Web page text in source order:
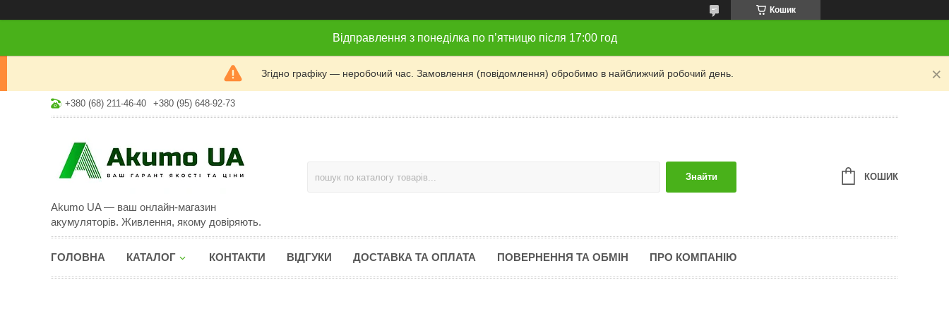
Кошик
Відправлення з понеділка по п’ятницю після 17:00 год
Згідно графіку — неробочий час. Замовлення (повідомлення) обробимо в найближчий робочий день.
+380 (68) 211-46-40 +380 (95) 648-92-73
Akumo UA — ваш онлайн-магазин
акумуляторів. Живлення, якому довіряють.
Знайти КОШИК
ГОЛОВНА КАТАЛОГ КОНТАКТИ ВІДГУКИ ДОСТАВКА ТА ОПЛАТА ПОВЕРНЕННЯ ТА ОБМІН ПРО КОМПАНІЮ